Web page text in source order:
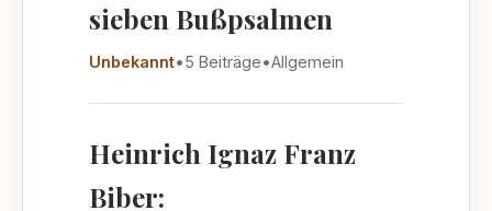
sieben Bußpsalmen
Unbekannt•5 Beiträge•Allgemein
Heinrich Ignaz Franz
Biber: